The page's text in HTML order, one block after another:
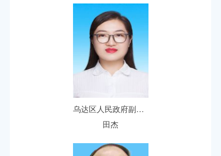
乌达区人民政府副区长
田杰